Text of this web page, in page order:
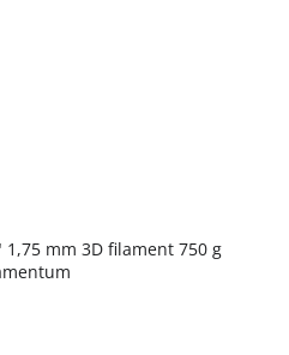
1,75 mm 3D filament 750 g